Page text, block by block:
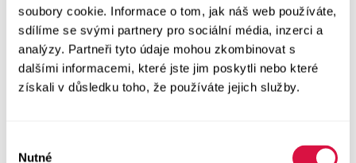
soubory cookie. Informace o tom, jak náš web používáte,
sdílíme se svými partnery pro sociální média, inzerci a
analýzy. Partneři tyto údaje mohou zkombinovat s
dalšími informacemi, které jste jim poskytli nebo které
získali v důsledku toho, že používáte jejich služby.
Nutné
Šaty a sukně
Vše v kategorii Šaty a sukně
NOVINKY
Letní šaty